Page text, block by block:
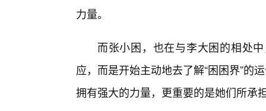
力量。
而张小困，也在与李大困的相处
应，而是开始主动地去了解“困困界”的
拥有强大的力量，更重要的是她们所承